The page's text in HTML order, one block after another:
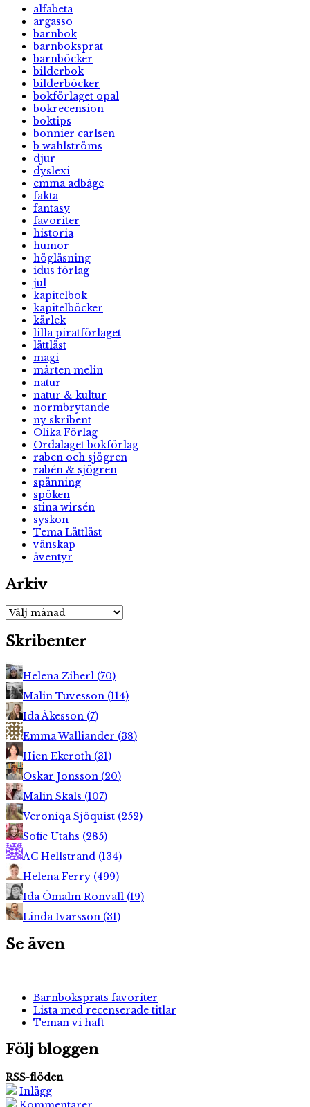
alfabeta
argasso
barnbok
barnboksprat
barnböcker
bilderbok
bilderböcker
bokförlaget opal
bokrecension
boktips
bonnier carlsen
b wahlströms
djur
dyslexi
emma adbåge
fakta
fantasy
favoriter
historia
humor
högläsning
idus förlag
jul
kapitelbok
kapitelböcker
kärlek
lilla piratförlaget
lättläst
magi
mårten melin
natur
natur & kultur
normbrytande
ny skribent
Olika Förlag
Ordalaget bokförlag
raben och sjögren
rabén & sjögren
spänning
spöken
stina wirsén
syskon
Tema Lättläst
vänskap
äventyr
Arkiv
Arkiv
Skribenter
Helena Ziherl (70)
Malin Tuvesson (114)
Ida Åkesson (7)
Emma Walliander (38)
Hien Ekeroth (31)
Oskar Jonsson (20)
Malin Skals (107)
Veroniqa Sjöquist (252)
Sofie Utahs (285)
AC Hellstrand (134)
Helena Ferry (499)
Ida Ömalm Ronvall (19)
Linda Ivarsson (31)
Se även
Barnboksprats favoriter
Lista med recenserade titlar
Teman vi haft
Följ bloggen
RSS-flöden
Inlägg